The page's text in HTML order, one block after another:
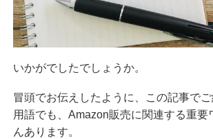
いかがでしたでしょうか。
冒頭でお伝えしたように、この記事で
用語でも、Amazon販売に関連する重要
んあります。